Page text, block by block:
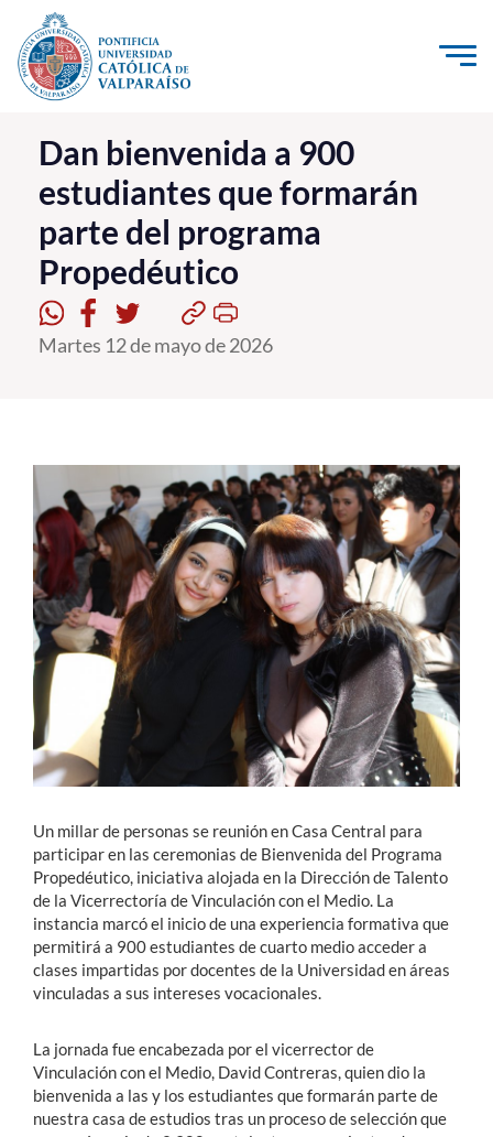
Click acá para ir directamente al contenido
La Universidad
Investigación, Creación e Innovación
PUCV Internacional
Vinculación con el Medio
Admisión
Formación Continua
Estudiantes
Académicos
Funcionarios
Alumni
English
Dan bienvenida a 900
estudiantes que formarán
parte del programa
Propedéutico
Martes 12 de mayo de 2026
Un millar de personas se reunión en Casa Central para
participar en las ceremonias de Bienvenida del Programa
Propedéutico, iniciativa alojada en la Dirección de Talento
de la Vicerrectoría de Vinculación con el Medio. La
instancia marcó el inicio de una experiencia formativa que
permitirá a 900 estudiantes de cuarto medio acceder a
clases impartidas por docentes de la Universidad en áreas
vinculadas a sus intereses vocacionales.
La jornada fue encabezada por el vicerrector de
Vinculación con el Medio, David Contreras, quien dio la
bienvenida a las y los estudiantes que formarán parte de
nuestra casa de estudios tras un proceso de selección que